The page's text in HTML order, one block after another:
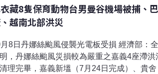
藏8隻保育動物台男曼谷機場被捕、
越南北部洪災
8日丹娜絲颱風侵襲光電板受損 經濟部：
，丹娜絲颱風災損較為嚴重之嘉義4座滯
理完畢，嘉義新塭（7月24日完成）、貴